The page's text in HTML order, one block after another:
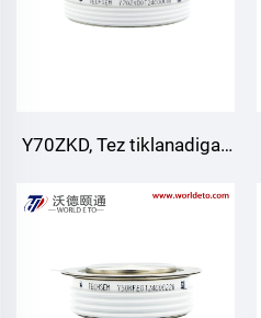
Y70ZKD, Tez tiklanadigan